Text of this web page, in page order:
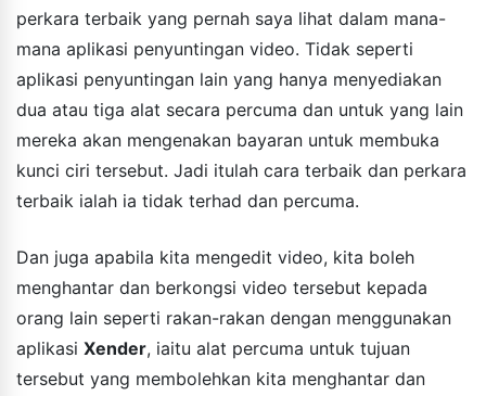
perkara terbaik yang pernah saya lihat dalam mana-
mana aplikasi penyuntingan video. Tidak seperti
aplikasi penyuntingan lain yang hanya menyediakan
dua atau tiga alat secara percuma dan untuk yang lain
mereka akan mengenakan bayaran untuk membuka
kunci ciri tersebut. Jadi itulah cara terbaik dan perkara
terbaik ialah ia tidak terhad dan percuma.
Dan juga apabila kita mengedit video, kita boleh
menghantar dan berkongsi video tersebut kepada
orang lain seperti rakan-rakan dengan menggunakan
aplikasi Xender, iaitu alat percuma untuk tujuan
tersebut yang membolehkan kita menghantar dan